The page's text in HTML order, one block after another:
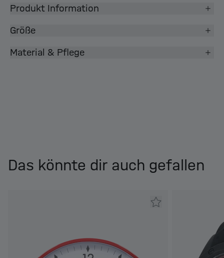
Produkt Information
Größe
Material & Pflege
Das könnte dir auch gefallen